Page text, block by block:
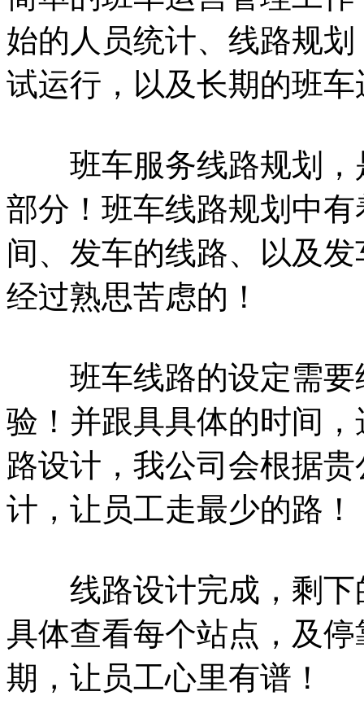
始的人员统计、线路规
试运行，以及长期的班
班车服务线路规划，
部分！班车线路规划中
间、发车的线路、以及
经过熟思苦虑的！
班车线路的设定需要
验！并跟具具体的时间
路设计，我公司会根据
计，让员工走最少的路！
线路设计完成，剩下
具体查看每个站点，及
期，让员工心里有谱！